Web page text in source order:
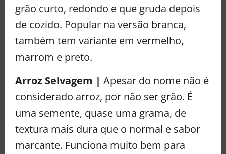
grão curto, redondo e que gruda depois
de cozido. Popular na versão branca,
também tem variante em vermelho,
marrom e preto.
Arroz Selvagem | Apesar do nome não é
considerado arroz, por não ser grão. É
uma semente, quase uma grama, de
textura mais dura que o normal e sabor
marcante. Funciona muito bem para